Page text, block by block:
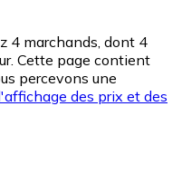
4 marchands, dont 4
Cette page contient
percevons une
des prix et des